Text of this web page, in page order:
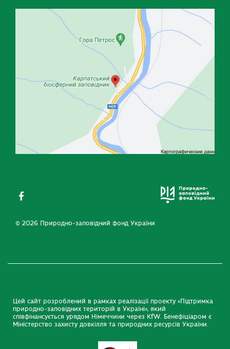
© 2026 Природно-заповідний фонд України
Цей сайт розроблений в рамках реалізації проекту «Підтримка
природно-заповідних територій в Україні», який
співфінансується урядом Німеччини через KfW. Бенефіціаром є
Міністерство захисту довкілля та природних ресурсів України.